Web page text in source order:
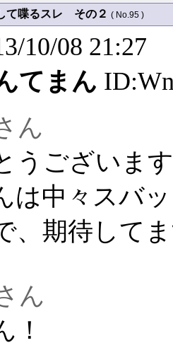
て喋るスレ その２ ( No.95 )
10/08 21:27
てまん
ん
うございま
は中々スバ
、期待して
ん
！